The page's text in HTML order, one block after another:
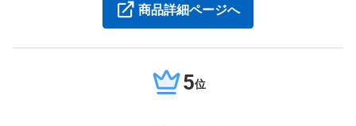
商品詳細ページへ
5位